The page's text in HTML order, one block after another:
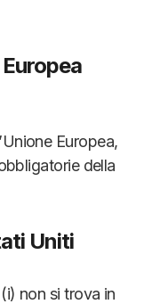
Europea,
della
Uniti
non si trova in